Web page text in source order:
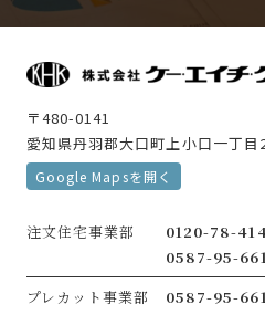
〒480-0141
愛知県丹羽郡大口町上小口一丁目
Google Mapsを開く
注文住宅事業部
0120-78-
0587-95-
プレカット事業部
0587-95-